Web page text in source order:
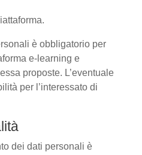
è obbligatorio per
e-learning e
proposte. L’eventuale
per l’interessato di
dei dati personali è